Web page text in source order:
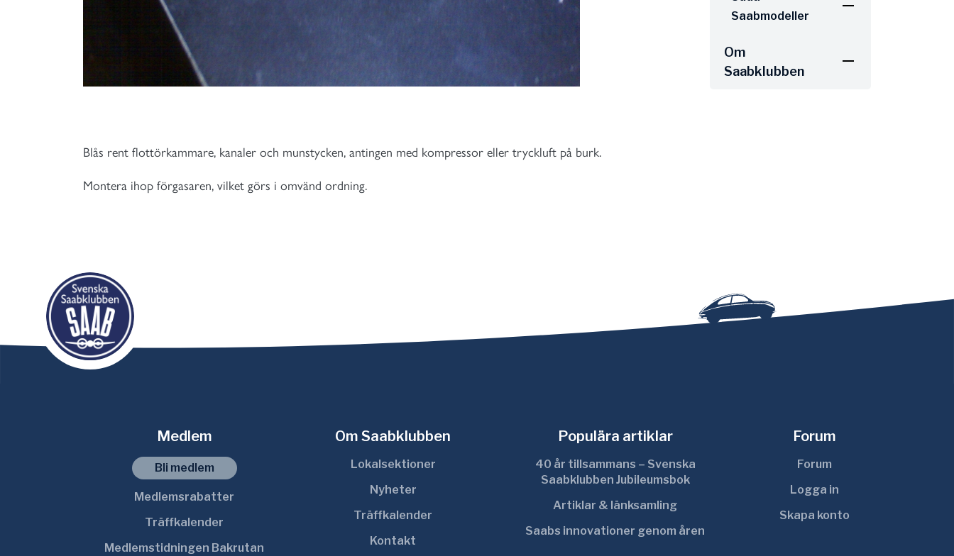
Blås rent flottörkammare, kanaler och munstycken, antingen med kompressor eller tryckluft på burk.
Montera ihop förgasaren, vilket görs i omvänd ordning.
Saabmodeller
Om
Saabklubben
Medlem
Bli medlem
Medlemsrabatter
Träffkalender
Medlemstidningen Bakrutan
Om Saabklubben
Lokalsektioner
Nyheter
Träffkalender
Kontakt
Populära artiklar
40 år tillsammans – Svenska
Saabklubben Jubileumsbok
Artiklar & länksamling
Saabs innovationer genom åren
Forum
Forum
Logga in
Skapa konto